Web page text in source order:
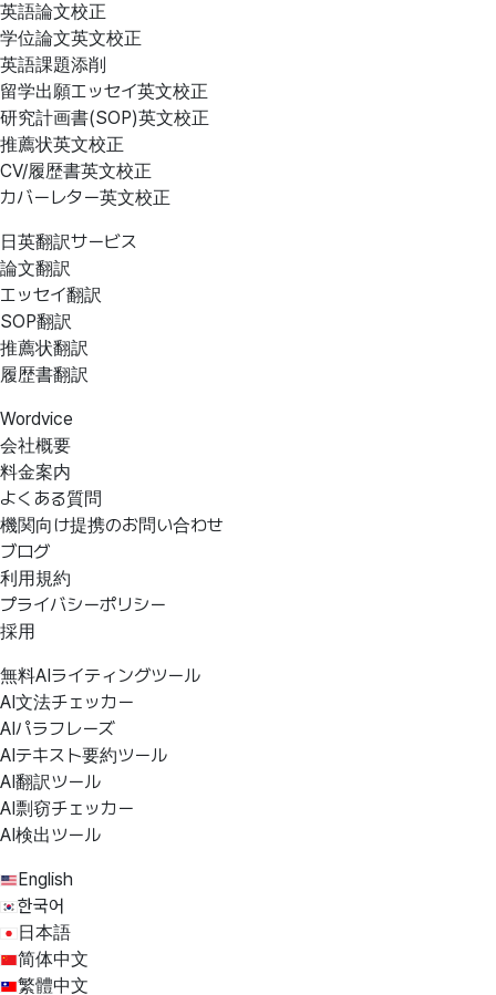
英語論文校正
学位論文英文校正
英語課題添削
留学出願エッセイ英文校正
研究計画書(SOP)英文校正
推薦状英文校正
CV/履歴書英文校正
カバーレター英文校正
日英翻訳サービス
論文翻訳
エッセイ翻訳
SOP翻訳
推薦状翻訳
履歴書翻訳
Wordvice
会社概要
料金案内
よくある質問
機関向け提携のお問い合わせ
ブログ
利用規約
プライバシーポリシー
採用
無料AIライティングツール
AI文法チェッカー
AIパラフレーズ
AIテキスト要約ツール
AI翻訳ツール
AI剽窃チェッカー
AI検出ツール
English
한국어
日本語
简体中文
繁體中文